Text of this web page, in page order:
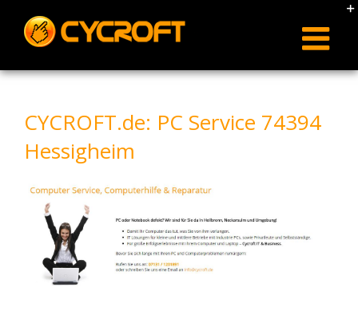
content
CYCROFT.de: PC Service 74394
Hessigheim